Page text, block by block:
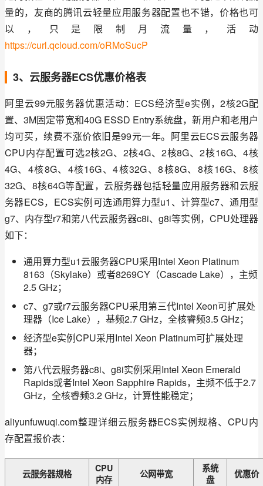
量的，友商的腾讯云轻量应用服务器配置也不错，价格也可
https://curl.qcloud.com/oRMoSucP
3、云服务器ECS优惠价格表
阿里云99元服务器优惠活动：ECS经济型e实例，2核2G配
置、3M固定带宽和40G ESSD Entry系统盘，新用户和老用户
均可买，续费不涨价依旧是99元一年。阿里云ECS云服务器
CPU内存配置可选2核2G、2核4G、2核8G、2核16G、4核
4G、4核8G、4核16G、4核32G、8核8G、8核16G、8核
32G、8核64G等配置，云服务器包括轻量应用服务器和云服
务器ECS，ECS实例可选通用算力型u1、计算型c7、通用型
g7、内存型r7和第八代云服务器c8i、g8i等实例，CPU处理器
如下：
通用算力型u1云服务器CPU采用Intel Xeon Platinum
8163（Skylake）或者8269CY（Cascade Lake），主频
2.5 GHz；
c7、g7或r7云服务器CPU采用第三代Intel Xeon可扩展处
理器（Ice Lake），基频2.7 GHz，全核睿频3.5 GHz；
经济型e实例CPU采用Intel Xeon Platinum可扩展处理
器；
第八代云服务器c8i、g8i实例采用Intel Xeon Emerald
Rapids或者Intel Xeon Sapphire Rapids，主频不低于2.7
GHz，全核睿频3.2 GHz，计算性能稳定；
aliyunfuwuqi.com整理详细云服务器ECS实例规格、CPU内
存配置报价表：
云服务器规格
CPU
内存
公网带宽
系统
盘
优惠价